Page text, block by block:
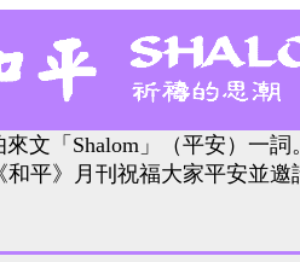
來文「Shalom」（平安）一
和平》月刊祝福大家平安並